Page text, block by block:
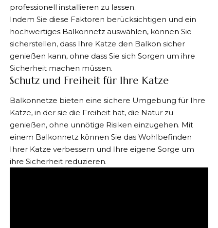
professionell installieren zu lassen.
Indem Sie diese Faktoren berücksichtigen und ein
hochwertiges Balkonnetz auswählen, können Sie
sicherstellen, dass Ihre Katze den Balkon sicher
genießen kann, ohne dass Sie sich Sorgen um ihre
Sicherheit machen müssen.
Schutz und Freiheit für Ihre Katze
Balkonnetze bieten eine sichere Umgebung für Ihre
Katze, in der sie die Freiheit hat, die Natur zu
genießen, ohne unnötige Risiken einzugehen. Mit
einem Balkonnetz können Sie das Wohlbefinden
Ihrer Katze verbessern und Ihre eigene Sorge um
ihre Sicherheit reduzieren.